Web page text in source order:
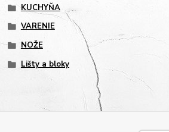
KUCHYŇA
VARENIE
NOŽE
Lišty a bloky